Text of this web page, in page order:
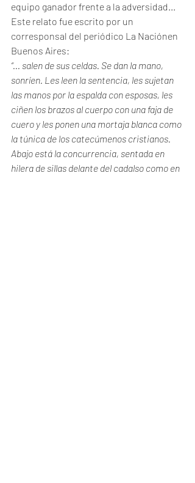
equipo ganador frente a la adversidad...
Este relato fue escrito por un
corresponsal del periódico La Naciónen
Buenos Aires:
“... salen de sus celdas. Se dan la mano,
sonríen. Les leen la sentencia, les sujetan
las manos por la espalda con esposas, les
ciñen los brazos al cuerpo con una faja de
cuero y les ponen una mortaja blanca como
la túnica de los catecúmenos cristianos.
Abajo está la concurrencia, sentada en
hilera de sillas delante del cadalso como en